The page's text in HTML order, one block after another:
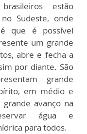
estão
Sudeste, onde
é que é possível
um grande
abre e fecha a
por diante. São
grande
em médio e
avanço na
água e
para todos.